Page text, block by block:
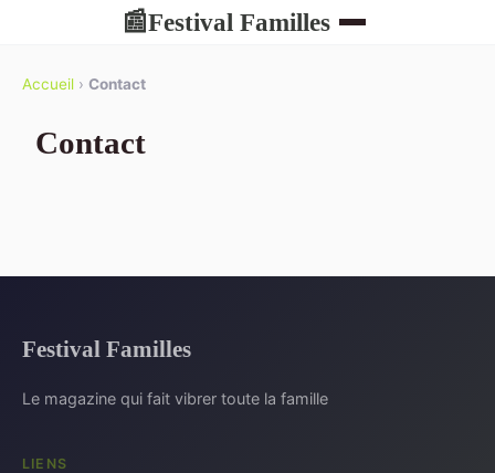
📰Festival Familles
Accueil › Contact
Contact
Festival Familles
Le magazine qui fait vibrer toute la famille
LIENS